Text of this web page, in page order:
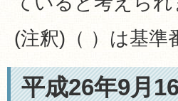
(注釈)（ ）は基準
平成26年9月